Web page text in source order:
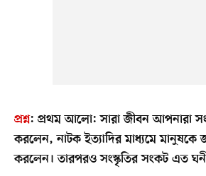
প্রশ্ন: প্রথম আলো: সারা জীবন আপনারা
করলেন, নাটক ইত্যাদির মাধ্যমে মানুষকে
করলেন। তারপরও সংস্কৃতির সংকট এত